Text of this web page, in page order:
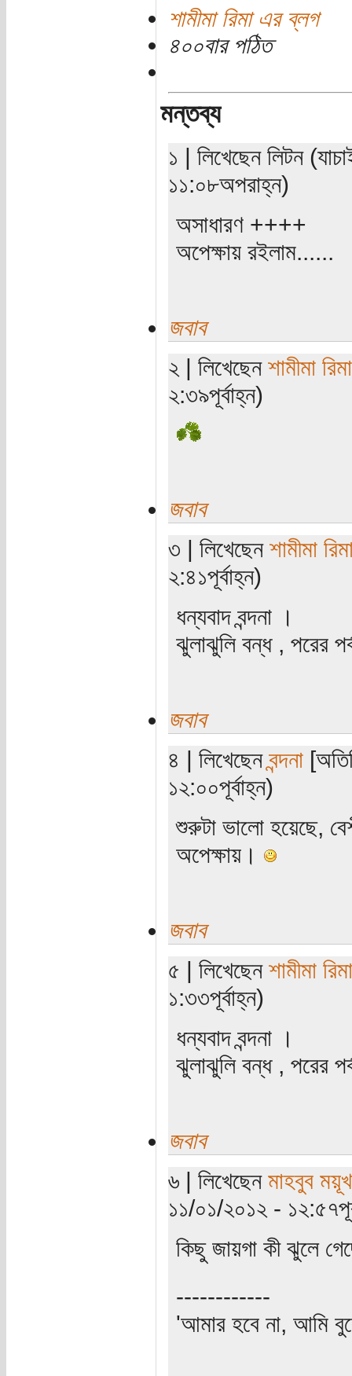
শামীমা রিমা এর ব্লগ
৪০০বার পঠিত
মন্তব্য
১ | লিখেছেন লিটন
১১:০৮অপরাহ্ন)
অসাধারণ ++++
অপেক্ষায় রইলাম......
জবাব
২ | লিখেছেন শামীমা রিমা
২:৩৯পূর্বাহ্ন)
জবাব
৩ | লিখেছেন শামীমা
২:৪১পূর্বাহ্ন)
ধন্যবাদ বন্দনা ।
ঝুলাঝুলি বন্ধ , পরের
জবাব
৪ | লিখেছেনবন্দনা
১২:০০পূর্বাহ্ন)
শুরুটা ভালো হয়েছে,
অপেক্ষায়।
জবাব
৫ | লিখেছেন শামীমা রিমা
১:৩৩পূর্বাহ্ন)
ধন্যবাদ বন্দনা ।
ঝুলাঝুলি বন্ধ , পরের
জবাব
৬ | লিখেছেন মাহবুব
১১/০১/২০১২ -
কিছু জায়গা কী ঝুলে
------------
'আমার হবে না, আমি